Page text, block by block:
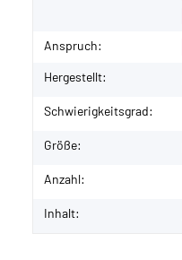
Anspruch:
Hergestellt:
Schwierigkeitsgrad:
Größe:
Anzahl:
Inhalt: